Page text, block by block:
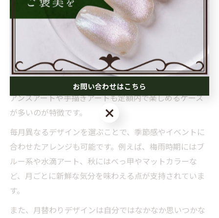
ています。
定額ネイルが叶える月替わりデザインの魅力
月替わりで提案される定額ネイルのデザインは、トレン
ドを押さえたものからシンプルで上品なものまで幅広く
用意されています。大阪府堺市西区のサロンでは、ニュ
アンスアートや手描きアートも定額内で楽しめるケース
が多いのが特徴です。
毎月異なるデザインを選ぶことで、季節感やイベントに
合わせたアレンジも可能です。例えば、梅雨時期にはブ
ルー系や水滴アート、秋にはべっ甲やマットカラーな
ど、月ごとに新鮮な気分を味わえる点が支持されていま
す。
また、月替わりデザインは自分ではなかなか思いつかな
お問い合わせはこちら
お問い合わせはこちら